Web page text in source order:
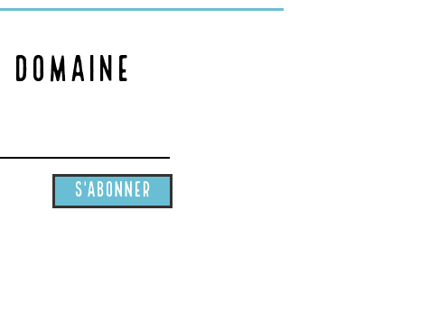
S'abonner